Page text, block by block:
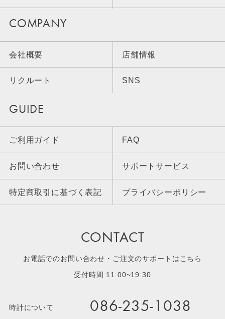
COMPANY
会社概要 店舗情報
リクルート SNS
GUIDE
ご利用ガイド FAQ
お問い合わせ サポートサービス
特定商取引に基づく表記 プライバシーポリシー
CONTACT
お電話でのお問い合わせ・ご注文のサポートはこちら
受付時間 11:00~19:30
時計について 086-235-1038